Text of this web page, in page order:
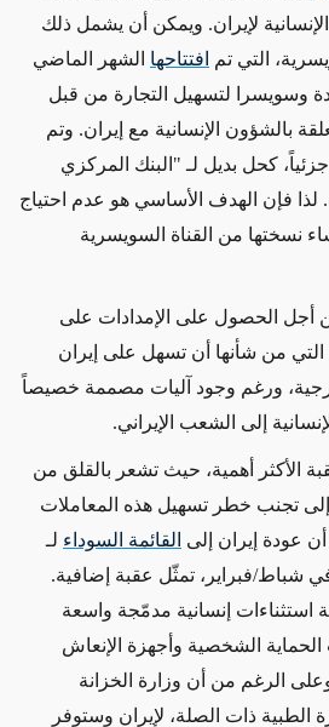
لإيران. ويمكن أن يشمل ذلك
التي تم
افتتاحها الشهر الماضي
وسويسرا لتسهيل التجارة من قبل
بالشؤون الإنسانية مع إيران. وتم
كحل بديل لـ "البنك المركزي
لذا فإن الهدف الأساسي هو عدم احتياج
نسختها من القناة السويسرية
أجل الحصول على الإمدادات على
التي من شأنها أن تسهل على إيران
ورغم وجود آليات مصممة خصيصاً
إلى الشعب الإيراني.
الأكثر أهمية، حيث تشعر بالقلق من
إلى تجنب خطر تسهيل هذه المعاملات
عودة إيران إلى القائمة السوداء لـ
شباط/فبراير، تمثّل عقبة إضافية.
استثناءات إنسانية مدمّجة واسعة
الشخصية وأجهزة الإنعاش
الرغم من أن وزارة الخزانة
الطبية ذات الصلة، لإيران وستوفر